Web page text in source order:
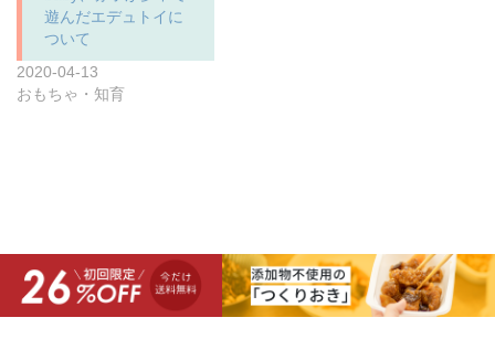
遊んだエデュトイに
ついて
2020-04-13
おもちゃ・知育